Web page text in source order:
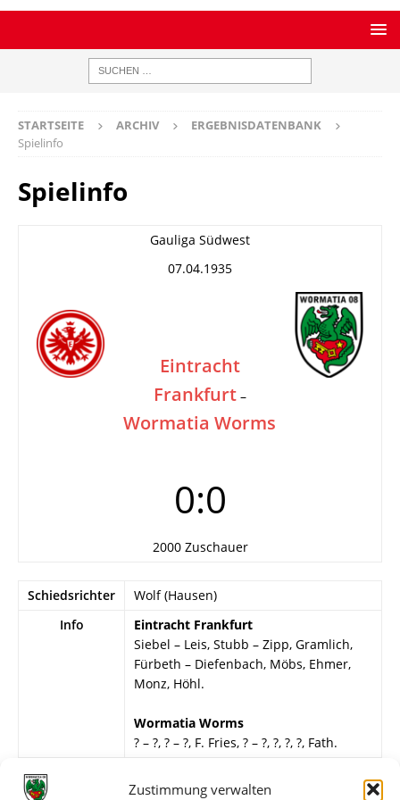
Zustimmung verwalten
STARTSEITE ARCHIV
ERGEBNISDATENBANK
Spielinfo
Spielinfo
Gauliga Südwest
07.04.1935
Eintracht
Frankfurt –
Wormatia Worms
0:0
2000 Zuschauer
Schiedsrichter
Wolf (Hausen)
Info
Eintracht Frankfurt
Siebel – Leis, Stubb – Zipp, Gramlich,
Fürbeth – Diefenbach, Möbs, Ehmer,
Monz, Höhl.
Wormatia Worms
? – ?, ? – ?, F. Fries, ? – ?, ?, ?, ?, Fath.
Weitere Daten